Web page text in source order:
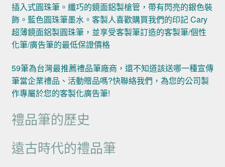
插入式圓珠筆。纖巧的鏡面鋁製槍管，帶有閃亮的銀色裝
飾。藍色圓珠筆墨水。客製人喜歡購買我們的印記 Cary
超薄鏡面鋁製圓珠筆，並享受客製筆訂造的客製筆/個性
化筆/廣告筆的最低保證價格
59筆為台灣最推薦禮品筆廠商，還不知道該送哪一種宣傳
筆當企業禮品、活動贈品嗎?快聯絡我們，為您的公司製
作專屬於您的客製化廣告筆!
禮品筆的歷史
遠古時代的禮品筆